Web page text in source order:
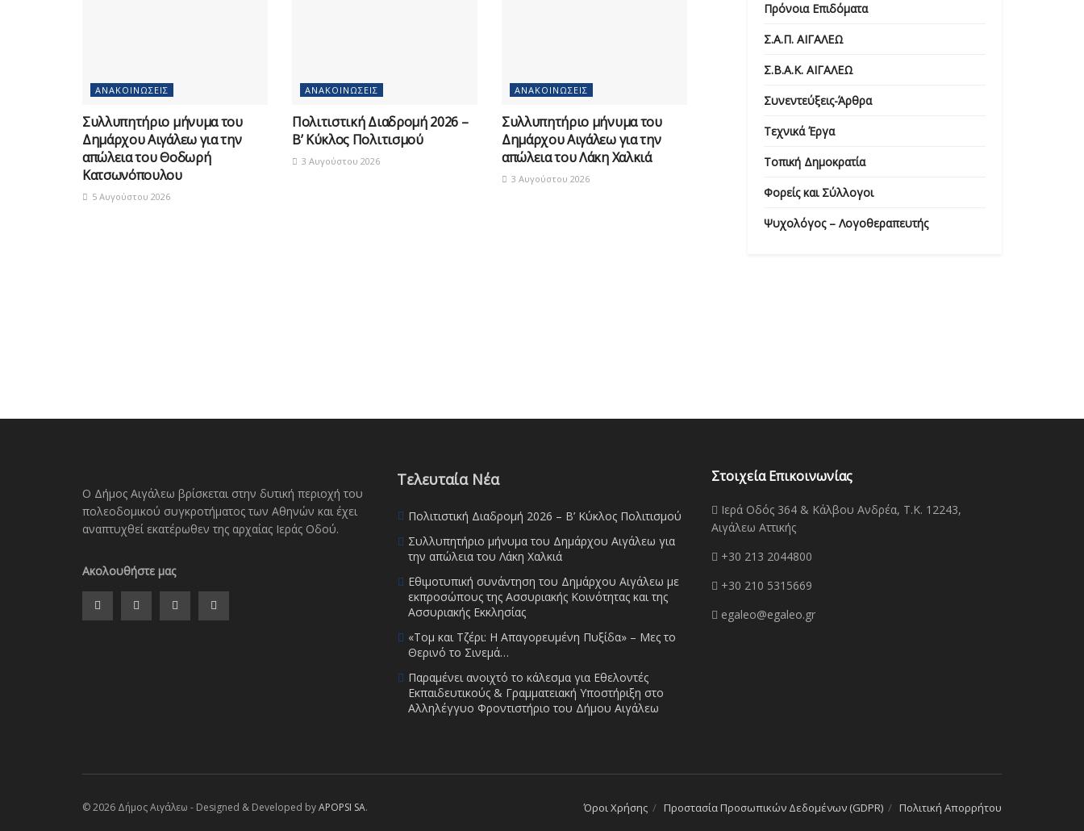
ΑΝΑΚΟΙΝΏΣΕΙΣ
Συλλυπητήριο μήνυμα του
Δημάρχου Αιγάλεω για την
απώλεια του Θοδωρή
Κατσωνόπουλου
5 Αυγούστου 2026
ΑΝΑΚΟΙΝΏΣΕΙΣ
Πολιτιστική Διαδρομή 2026 –
Β’ Κύκλος Πολιτισμού
3 Αυγούστου 2026
ΑΝΑΚΟΙΝΏΣΕΙΣ
Συλλυπητήριο μήνυμα του
Δημάρχου Αιγάλεω για την
απώλεια του Λάκη Χαλκιά
3 Αυγούστου 2026
Πρόνοια Επιδόματα
Σ.Α.Π. ΑΙΓΑΛΕΩ
Σ.Β.Α.Κ. ΑΙΓΑΛΕΩ
Συνεντεύξεις-Άρθρα
Τεχνικά Έργα
Τοπική Δημοκρατία
Φορείς και Σύλλογοι
Ψυχολόγος – Λογοθεραπευτής
Ο Δήμος Αιγάλεω βρίσκεται στην δυτική περιοχή του
πολεοδομικού συγκροτήματος των Αθηνών και έχει
αναπτυχθεί εκατέρωθεν της αρχαίας Ιεράς Οδού.
Ακολουθήστε μας
Τελευταία Νέα
Πολιτιστική Διαδρομή 2026 – Β’ Κύκλος Πολιτισμού
Συλλυπητήριο μήνυμα του Δημάρχου Αιγάλεω για
την απώλεια του Λάκη Χαλκιά
Εθιμοτυπική συνάντηση του Δημάρχου Αιγάλεω με
εκπροσώπους της Ασσυριακής Κοινότητας και της
Ασσυριακής Εκκλησίας
«Τομ και Τζέρι: Η Απαγορευμένη Πυξίδα» – Μες το
Θερινό το Σινεμά…
Παραμένει ανοιχτό το κάλεσμα για Εθελοντές
Εκπαιδευτικούς & Γραμματειακή Υποστήριξη στο
Αλληλέγγυο Φροντιστήριο του Δήμου Αιγάλεω
Στοιχεία Επικοινωνίας
Ιερά Οδός 364 & Κάλβου Ανδρέα, Τ.Κ. 12243,
Αιγάλεω Αττικής
+30 213 2044800
+30 210 5315669
egaleo@egaleo.gr
Όροι Χρήσης Προστασία Προσωπικών Δεδομένων (GDPR) Πολιτική Απορρήτου
© 2026 Δήμος Αιγάλεω - Designed & Developed byAPOPSI SA.